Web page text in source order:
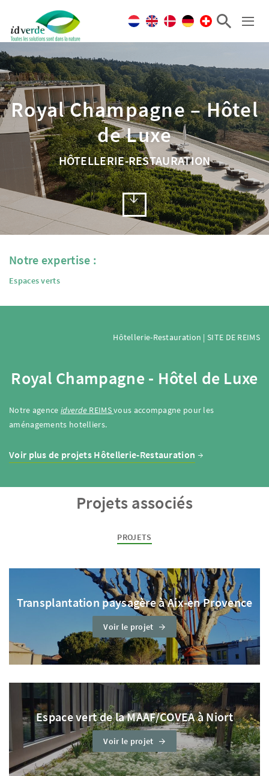
Royal Champagne – Hôtel
de Luxe
HÔTELLERIE-RESTAURATION
Notre expertise :
Espaces verts
Hôtellerie-Restauration | SITE DE REIMS
Royal Champagne - Hôtel de Luxe
Notre agence idverde REIMSvous accompagne pour les
aménagements hotelliers.
Voir plus de projets Hôtellerie-Restauration
Projets associés
PROJETS
Transplantation paysagère à Aix-en Provence
Voir le projet
Espace vert de la MAAF/COVEA à Niort
Voir le projet